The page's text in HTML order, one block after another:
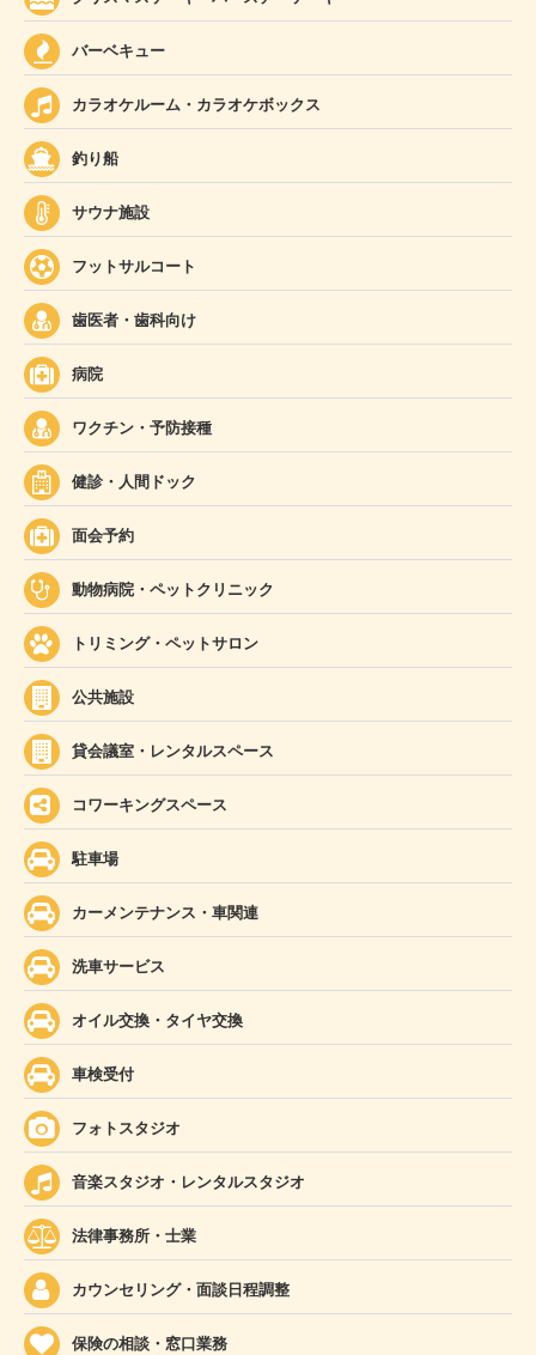
バーベキュー
カラオケルーム・カラオケボックス
釣り船
サウナ施設
フットサルコート
歯医者・歯科向け
病院
ワクチン・予防接種
健診・人間ドック
面会予約
動物病院・ペットクリニック
トリミング・ペットサロン
公共施設
貸会議室・レンタルスペース
コワーキングスペース
駐車場
カーメンテナンス・車関連
洗車サービス
オイル交換・タイヤ交換
車検受付
フォトスタジオ
音楽スタジオ・レンタルスタジオ
法律事務所・士業
カウンセリング・面談日程調整
保険の相談・窓口業務